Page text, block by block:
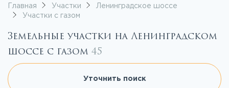
Главная Участки
Ленинградское шоссе
Участки с газом
Земельные участки на Ленинградском
шоссе с газом 45
Уточнить поиск